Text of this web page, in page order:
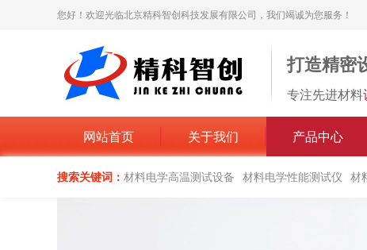
您好！欢迎光临北京精科智创科技发展有限公司，我们竭诚为您服务！
打造精密
专注先进材料
网站首页 关于我们 产品中心
搜索关键词： 材料电学高温测试设备 材料电学性能测试仪 材